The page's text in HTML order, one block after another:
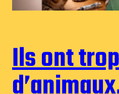
Ils ont trop